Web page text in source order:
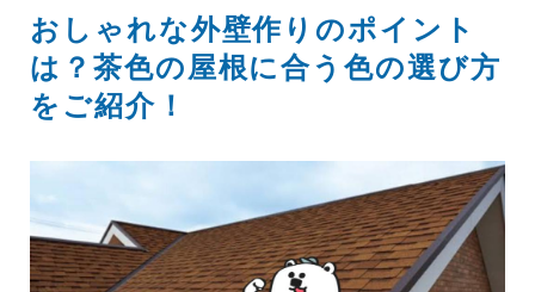
おしゃれな外壁作りのポイント
は？茶色の屋根に合う色の選び方
をご紹介！